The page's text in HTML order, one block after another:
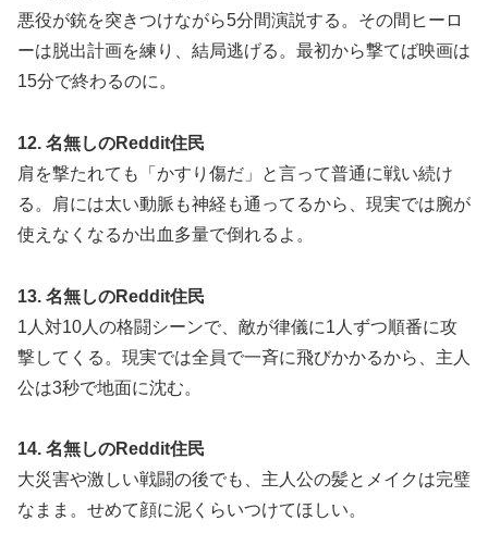
悪役が銃を突きつけながら5分間演説する。その間ヒーロ
ーは脱出計画を練り、結局逃げる。最初から撃てば映画は
15分で終わるのに。
12. 名無しのReddit住民
肩を撃たれても「かすり傷だ」と言って普通に戦い続け
る。肩には太い動脈も神経も通ってるから、現実では腕が
使えなくなるか出血多量で倒れるよ。
13. 名無しのReddit住民
1人対10人の格闘シーンで、敵が律儀に1人ずつ順番に攻
撃してくる。現実では全員で一斉に飛びかかるから、主人
公は3秒で地面に沈む。
14. 名無しのReddit住民
大災害や激しい戦闘の後でも、主人公の髪とメイクは完璧
なまま。せめて顔に泥くらいつけてほしい。